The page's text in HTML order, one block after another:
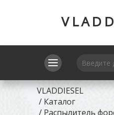
VLADDIESEL
/ Каталог
/ Распылитель